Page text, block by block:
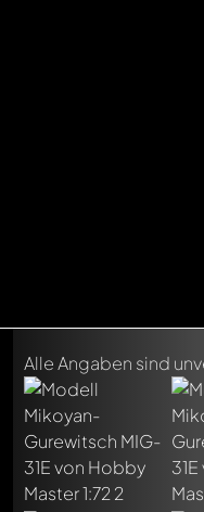
Alle Angaben sind